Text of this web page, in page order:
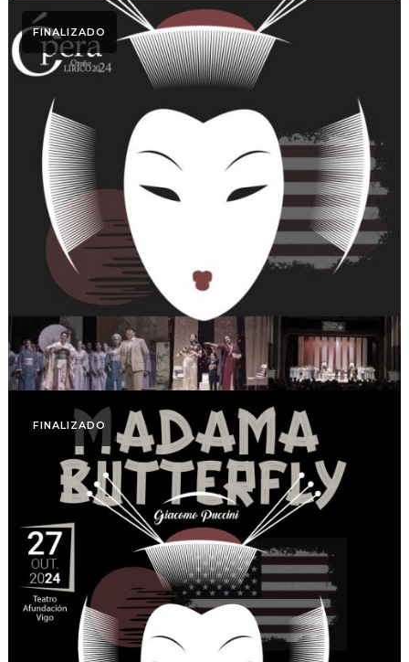
Dossier Medios. Otoño
Otoño Lírico
FINALIZADO
Madama Butterfly. Otoño
Lírico 2024
Otoño Lírico
FINALIZADO